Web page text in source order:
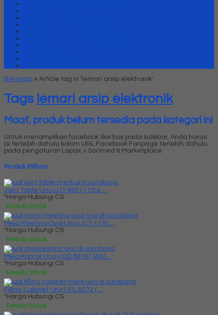
Beranda » Article tag in 'lemari arsip elektronik'
Tags lemari arsip elektronik
Maaf, produk belum tersedia pada kategori ini
Untuk menampilkan facebook like box pada sidebar, Anda harus
isi terlebih dahulu kolom URL Facebook Fanpage terlebih dahulu
pada pengaturan Lapax > Socmed & Marketplace
Produk Pilihan
Joint Table Uno UJT 4857 ( Che....
*Harga Hubungi CS
Ready Stock
Meja Meeting Oval Uno UCT 1735....
*Harga Hubungi CS
Ready Stock
Meja Kantor Uno UOD 8076 ( Wal....
*Harga Hubungi CS
Ready Stock
Filling Cabinet Uno UFL 8272 (....
*Harga Hubungi CS
Ready Stock